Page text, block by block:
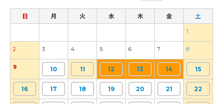
日 月 火 水 木 金 土
1
2 3 4 5 6 7 8
9 10 11 12 13 14 15
16 17 18 19 20 21 22